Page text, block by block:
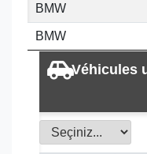
BMW
BMW
Véhicules